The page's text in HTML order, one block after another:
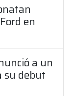
en
a un
su debut